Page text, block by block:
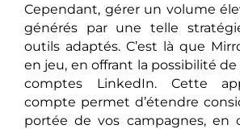
Cependant, gérer un volume
générés par une telle
outils adaptés. C’est là que
en jeu, en offrant la possibilité
comptes LinkedIn. Cette
compte permet d’étendre
portée de vos campagnes, en